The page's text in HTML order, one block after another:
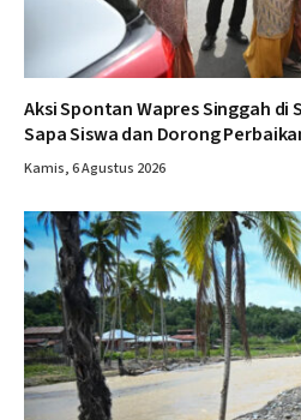
Aksi Spontan Wapres Singgah di
Sapa Siswa dan Dorong
Kamis, 6 Agustus 2026